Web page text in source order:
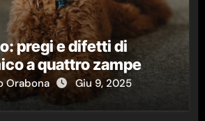
pregi e difetti di
a quattro zampe
Orabona Giu 9, 2025